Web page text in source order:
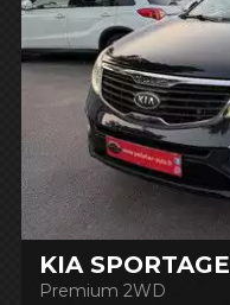
KIA SPORTAGE
Premium 2WD